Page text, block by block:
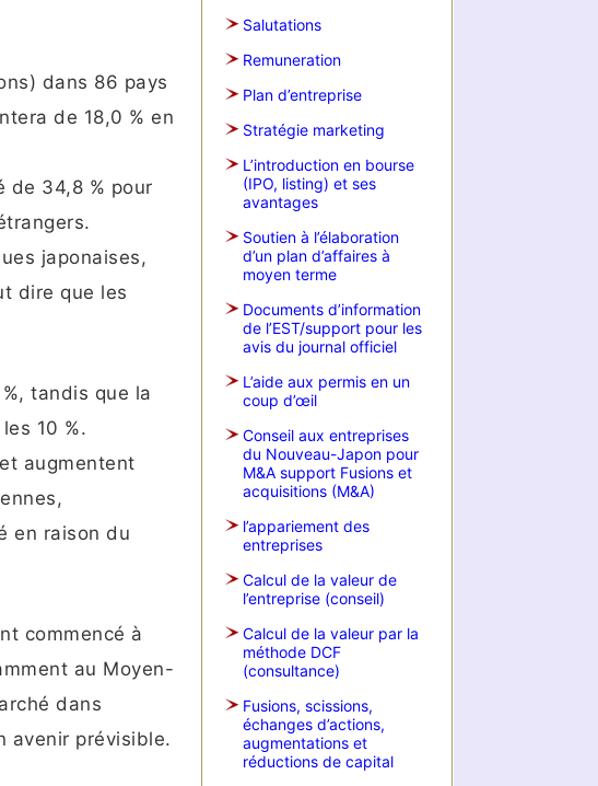
dans 86 pays
de 18,0 % en
de 34,8 % pour
japonaises,
dire que les
tandis que la
10 %.
augmentent
en raison du
commencé à
au Moyen-
dans
avenir prévisible.
Salutations
Remuneration
Plan d’entreprise
Stratégie marketing
L’introduction en bourse
(IPO, listing) et ses
avantages
Soutien à l’élaboration
d’un plan d’affaires à
moyen terme
Documents d’information
de l’EST/support pour les
avis du journal officiel
L’aide aux permis en un
coup d’œil
Conseil aux entreprises
du Nouveau-Japon pour
M&A support Fusions et
acquisitions (M&A)
l’appariement des
entreprises
Calcul de la valeur de
l’entreprise (conseil)
Calcul de la valeur par la
méthode DCF
(consultance)
Fusions, scissions,
échanges d’actions,
augmentations et
réductions de capital